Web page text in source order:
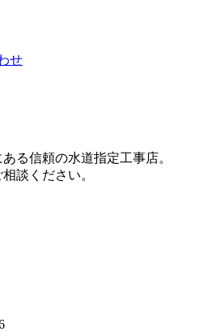
せ
る信頼の水道指定工事店。
談ください。